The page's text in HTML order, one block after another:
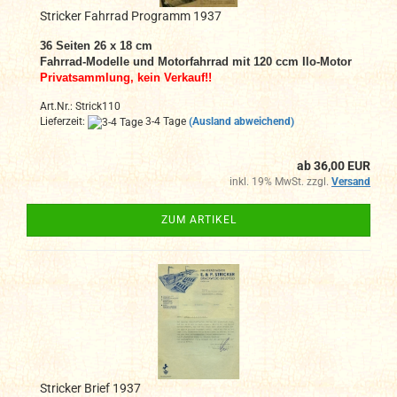
Stricker Fahrrad Programm 1937
36 Seiten 26 x 18 cm
Fahrrad-Modelle und Motorfahrrad mit 120 ccm Ilo-Motor
Privatsammlung, kein Verkauf!!
Art.Nr.: Strick110
Lieferzeit:
3-4 Tage (Ausland abweichend)
ab 36,00 EUR
inkl. 19% MwSt. zzgl. Versand
ZUM ARTIKEL
Stricker Brief 1937